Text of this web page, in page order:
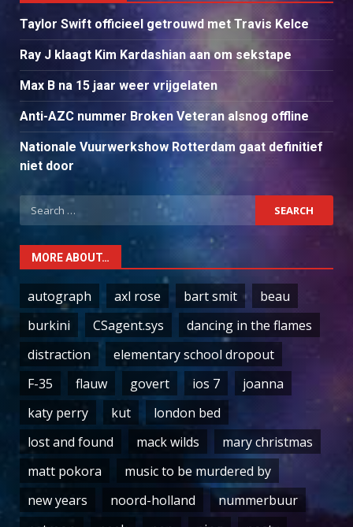
Taylor Swift officieel getrouwd met Travis Kelce
Ray J klaagt Kim Kardashian aan om sekstape
Max B na 15 jaar weer vrijgelaten
Anti-AZC nummer Broken Veteran alsnog offline
Nationale Vuurwerkshow Rotterdam gaat definitief
niet door
Search
for:
MORE ABOUT…
autograph axl rose bart smit
beau
burkini
CSagent.sys
dancing in the flames
distraction
elementary school dropout
F-35
flauw govert ios 7
joanna
katy perry
kut
london bed
lost and found
mack wilds
mary christmas
matt pokora
music to be murdered by
new years
noord-holland
nummerbuur